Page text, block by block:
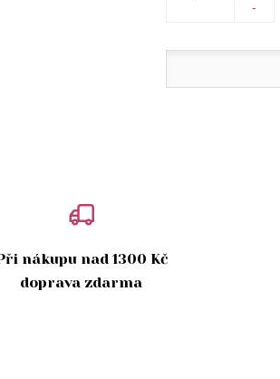
-
nákupu nad 1300 Kč
doprava zdarma